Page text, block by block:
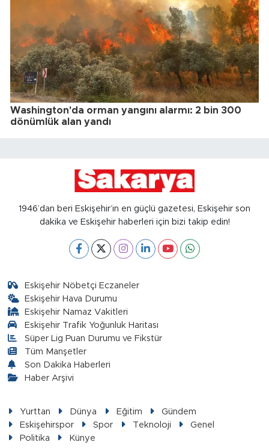
Washington'da orman yangını alarmı: 2 bin 300
dönümlük alan yandı
1946’dan beri Eskişehir’in en güçlü gazetesi, Eskişehir son
dakika ve Eskişehir haberleri için bizi takip edin!
Eskişehir Nöbetçi Eczaneler
Eskişehir Hava Durumu
Eskişehir Namaz Vakitleri
Eskişehir Trafik Yoğunluk Haritası
Süper Lig Puan Durumu ve Fikstür
Tüm Manşetler
Son Dakika Haberleri
Haber Arşivi
Yurttan Dünya Eğitim
Gündem
Eskişehirspor
Spor Teknoloji
Genel
Politika
Künye